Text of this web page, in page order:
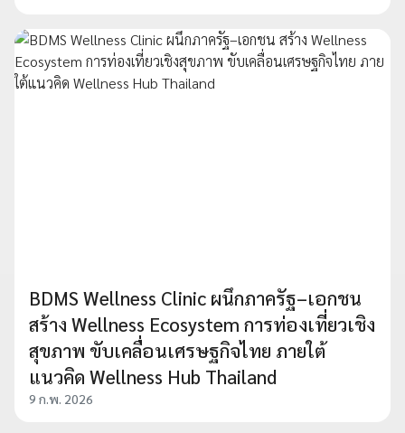
BDMS Wellness Clinic ผนึกภาครัฐ–เอกชน
สร้าง Wellness Ecosystem การท่องเที่ยวเชิง
สุขภาพ ขับเคลื่อนเศรษฐกิจไทย ภายใต้
แนวคิด Wellness Hub Thailand
9 ก.พ. 2026